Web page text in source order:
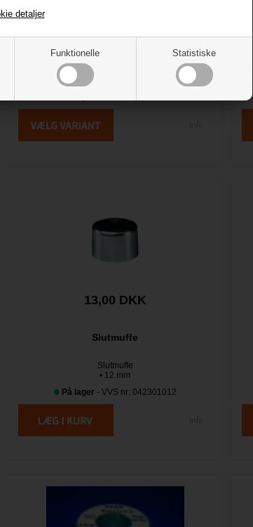
Funktionelle Statistiske
detaljer
Overbøjning 12 mm
13,00 DKK
Slutmuffe
Slutmuffe
• 12 mm
På lager - VVS nr: 042301012